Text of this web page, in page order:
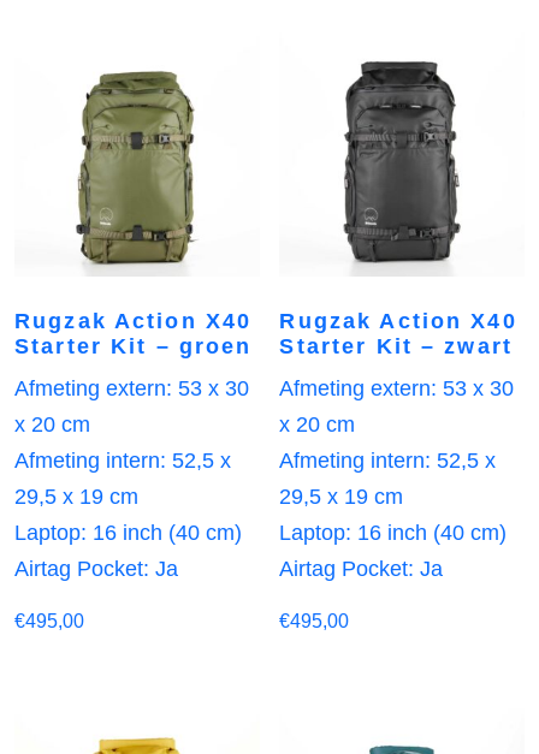
Rugzak Action X40
Starter Kit – groen
Afmeting extern: 53 x 30
x 20 cm
Afmeting intern: 52,5 x
29,5 x 19 cm
Laptop: 16 inch (40 cm)
Airtag Pocket: Ja
€495,00
Rugzak Action X40
Starter Kit – zwart
Afmeting extern: 53 x 30
x 20 cm
Afmeting intern: 52,5 x
29,5 x 19 cm
Laptop: 16 inch (40 cm)
Airtag Pocket: Ja
€495,00